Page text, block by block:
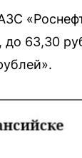
до 63,30